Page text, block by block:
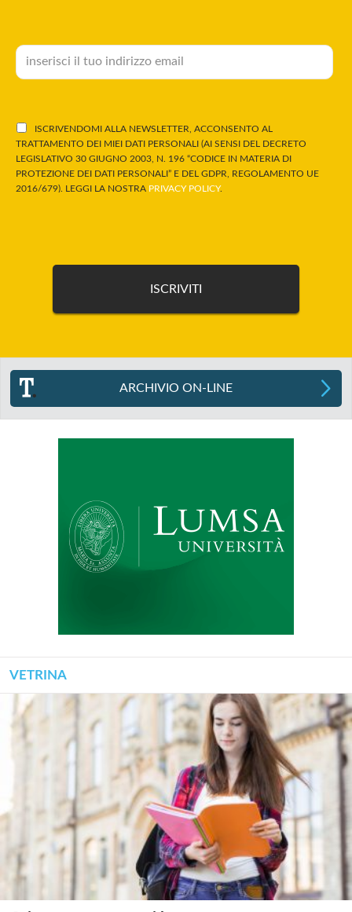
ISCRIVENDOMI ALLA NEWSLETTER, ACCONSENTO AL
TRATTAMENTO DEI MIEI DATI PERSONALI (AI SENSI DEL DECRETO
LEGISLATIVO 30 GIUGNO 2003, N. 196 “CODICE IN MATERIA DI
PROTEZIONE DEI DATI PERSONALI” E DEL GDPR, REGOLAMENTO UE
2016/679). LEGGI LA NOSTRA PRIVACY POLICY.
ARCHIVIO ON-LINE
VETRINA